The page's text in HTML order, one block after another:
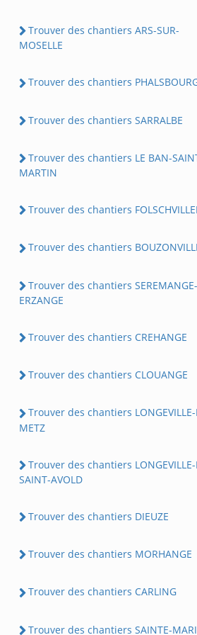
Trouver des chantiers ARS-SUR-
MOSELLE
Trouver des chantiers
Trouver des chantiers SARRALBE
Trouver des chantiers LE BAN-
MARTIN
Trouver des chantiers
Trouver des chantiers
Trouver des chantiers SEREMANGE-
ERZANGE
Trouver des chantiers CREHANGE
Trouver des chantiers CLOUANGE
Trouver des chantiers LONGEVILLE-
METZ
Trouver des chantiers LONGEVILLE-
SAINT-AVOLD
Trouver des chantiers DIEUZE
Trouver des chantiers MORHANGE
Trouver des chantiers CARLING
Trouver des chantiers SAINTE-